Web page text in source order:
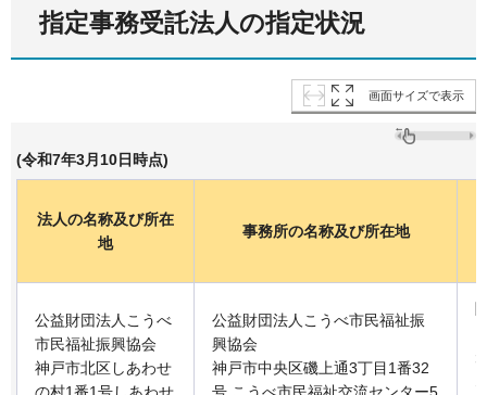
指定事務受託法人の指定状況
画面サイズで表示
(令和7年3月10日時点)
法人の名称及び所在
地
事務所の名称及び所在地
公益財団法人こうべ
市民福祉振興協会
神戸市北区しあわせ
公益財団法人こうべ市民福祉振
興協会
神戸市中央区磯上通3丁目1番32